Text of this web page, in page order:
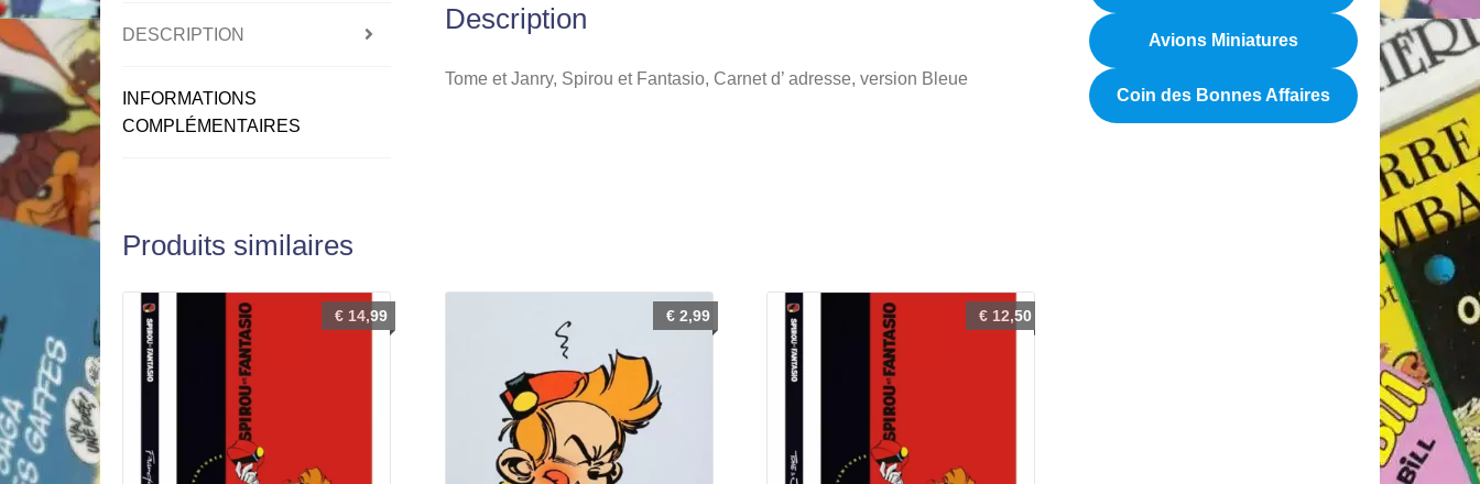
DESCRIPTION
INFORMATIONS
COMPLÉMENTAIRES
Description
Tome et Janry, Spirou et Fantasio, Carnet d’ adresse, version Bleue
Produits similaires
€14,99 €2,99 € 12,50
Avions Miniatures
Coin des Bonnes Affaires